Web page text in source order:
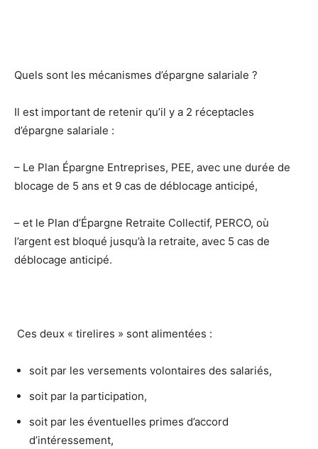
Quels sont les mécanismes d’épargne salariale ?
Il est important de retenir qu’il y a 2 réceptacles
d’épargne salariale :
– Le Plan Épargne Entreprises, PEE, avec une durée de
blocage de 5 ans et 9 cas de déblocage anticipé,
– et le Plan d’Épargne Retraite Collectif, PERCO, où
l’argent est bloqué jusqu’à la retraite, avec 5 cas de
déblocage anticipé.
Ces deux « tirelires » sont alimentées :
soit par les versements volontaires des salariés,
soit par la participation,
soit par les éventuelles primes d’accord
d’intéressement,